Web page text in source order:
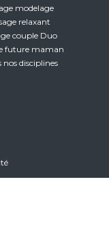
modelage
relaxant
couple Duo
future maman
nos disciplines